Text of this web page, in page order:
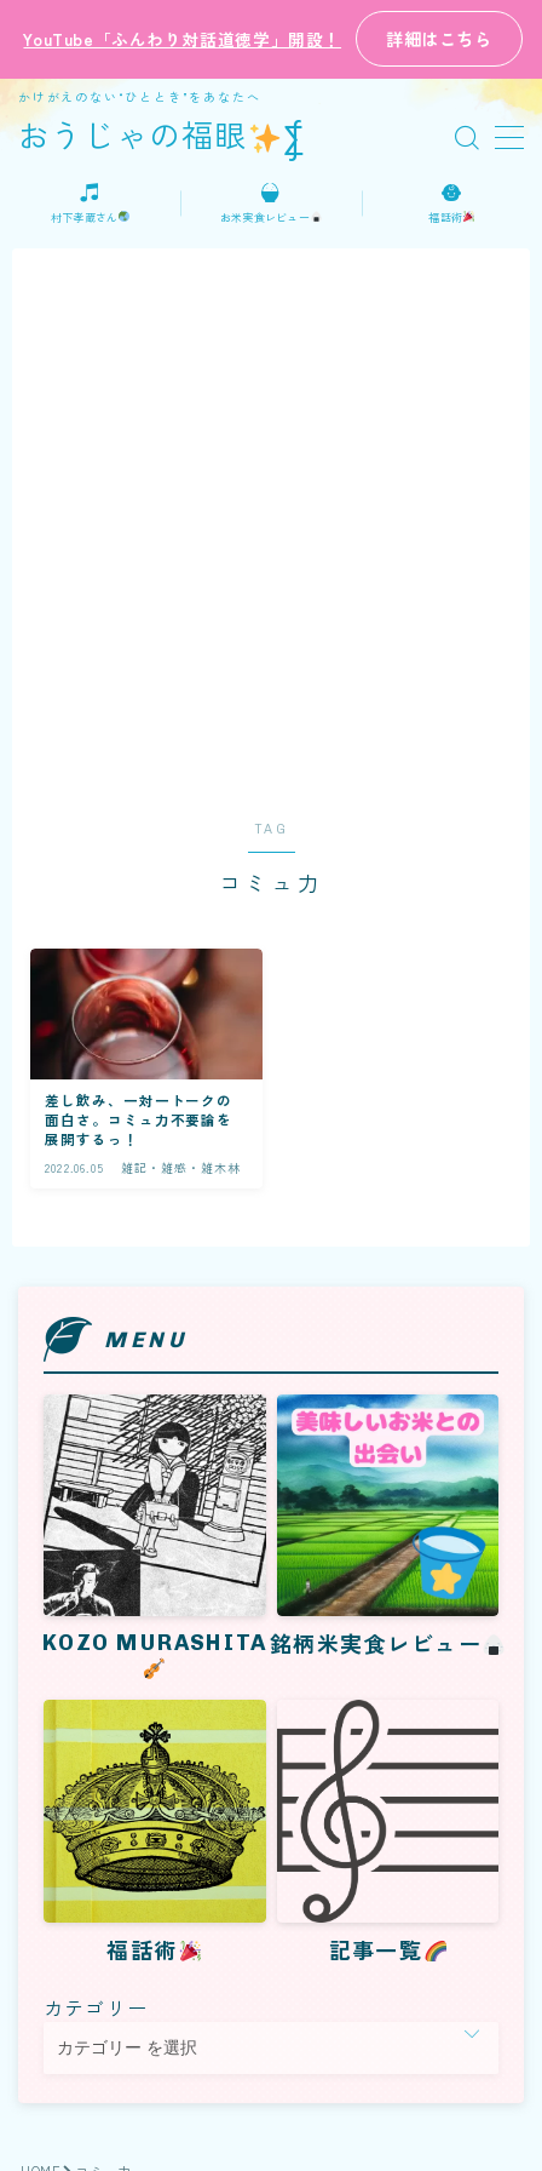
YouTube「ふんわり対話道徳学」開設！ 詳細はこちら
おうじゃの福眼 ⨋
かけがえのない“ひととき”をあなたへ
MENU
プロフィール
KOZO MURASHITA
村下孝蔵さん お米実食レビュー 福話術
TAG
コミュ力
差し飲み、一対一トークの
面白さ。コミュ力不要論を
展開するっ！
2022.06.05 雑記・雑感・雑木林
MENU
KOZO MURASHITA銘柄米実食レビュー
福話術 記事一覧
カテゴリー